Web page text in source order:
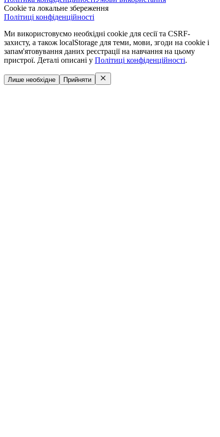
Cookie та локальне збереження
Політиці конфіденційності
Ми використовуємо необхідні cookie для сесії та CSRF-
захисту, а також localStorage для теми, мови, згоди на cookie і
запам'ятовування даних реєстрації на навчання на цьому
пристрої. Деталі описані у Політиці конфіденційності.
Лише необхідне Прийняти